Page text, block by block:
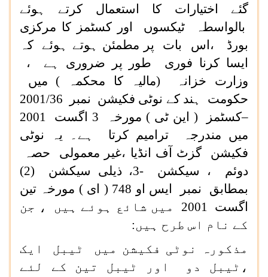
گئے اختیارات کا استعمال کرتے ہوئے
بالواسطہ ٹیکسوں اور کسٹمز کا مرکزی
بورڈ ،اس بات پر مطمئن ہوتے ہوئے کہ
ایسا کرنا فوری طور پر ضروری ہے ،
وزارت خزانہ (مالیہ کا محکمہ ) میں
حکومت ہند کے نوٹی فکیشن نمبر 2001/36
–کسٹمز ( این ٹی ) مورخہ 3 اگست 2001
میں مندرجہ ترامیم کرتا ہے۔ یہ نوٹی
فکیشن گزٹ آف انڈیا ،غیر معمولی حصہ
دوئم ، سیکشن -3، ذیلی سیکشن (2)
بمطابق نمبر ایس او 748 ( ای ) مورخہ تین
اگست 2001 میں شائع ہوئے ہیں ، جن
کے نام اس طرح ہیں:
مذکورہ نوٹی فکیشن میں ٹیبل ایک
،ٹیبل دو اور ٹیبل تین کے لئے